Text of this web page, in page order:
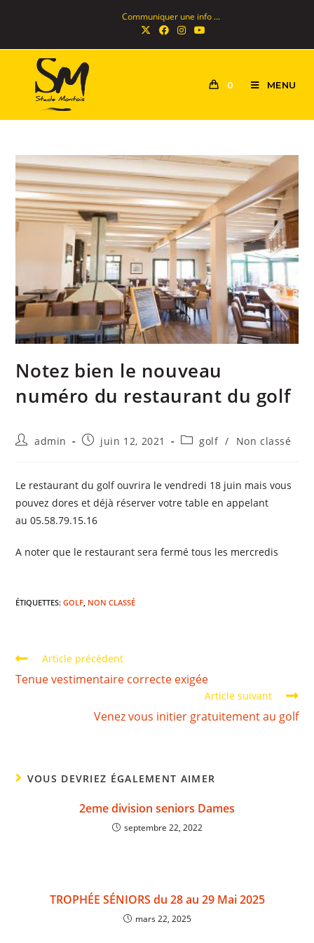
Communiquer une info ...
0 MENU
Notez bien le nouveau
numéro du restaurant du golf
admin juin 12, 2021 golf / Non classé
Le restaurant du golf ouvrira le vendredi 18 juin mais vous
pouvez dores et déjà réserver votre table en appelant
au 05.58.79.15.16
A noter que le restaurant sera fermé tous les mercredis
ÉTIQUETTES:GOLF NON CLASSÉ
Article précédent
Tenue vestimentaire correcte exigée
Article suivant
Venez vous initier gratuitement au golf
VOUS DEVRIEZ ÉGALEMENT AIMER
2eme division seniors Dames
septembre 22, 2022
TROPHÉE SÉNIORS du 28 au 29 Mai 2025
mars 22, 2025